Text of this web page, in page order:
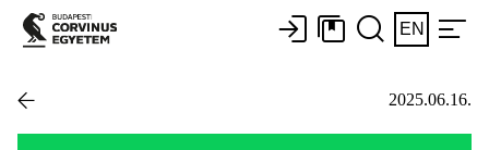
EN
2025.06.16.